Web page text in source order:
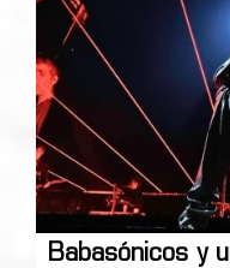
Babasónicos y